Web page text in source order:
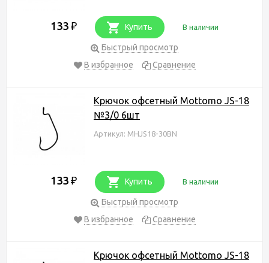
133 ₽ Купить В наличии
Быстрый просмотр
В избранное
Сравнение
Крючок офсетный Mottomo JS-18
№3/0 6шт
Артикул: MHJS18-30BN
133 ₽ Купить В наличии
Быстрый просмотр
В избранное
Сравнение
Крючок офсетный Mottomo JS-18